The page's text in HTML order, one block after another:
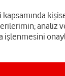
analiz
işlenmesini